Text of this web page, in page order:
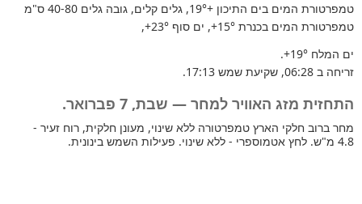
טמפרטורת המים בים התיכון +19°
, גלים קלים, גובה גלים 40-80 ס"מ
טמפרטורת המים בכנרת +15°, ים סוף +23°
,
ים המלח +19°
.
זריחה ב 06:28, שקיעת שמש 17:13.
התחזית מזג האוויר למחר — שבת, 7 פברואר.
מחר ברוב חלקי הארץ טמפרטורה ללא שינוי, מעונן חלקית, רוח זעיר -
4.8 מ"ש. לחץ אטמוספרי - ללא שינוי. פעילות השמש בינונית.